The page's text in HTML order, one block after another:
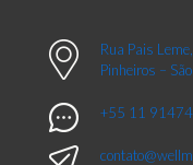
Rua Pais
Pinheiros –
+55 11